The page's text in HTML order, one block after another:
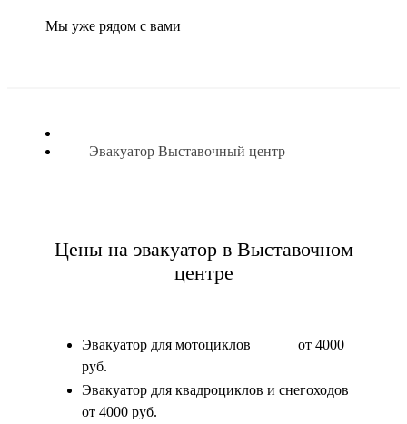
Мы уже рядом с вами
Эвакуатор Выставочный центр
Цены на эвакуатор в Выставочном
центре
Эвакуатор для мотоциклов
от 4000
руб.
Эвакуатор для квадроциклов и снегоходов
от 4000 руб.